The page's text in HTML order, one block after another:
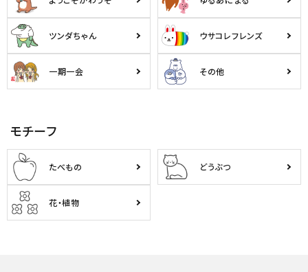
ツンダちゃん ウサコレフレンズ
一期一会 その他
モチーフ
たべもの どうぶつ
花・植物